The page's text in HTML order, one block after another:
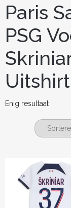
Paris
PSG
Enig resultaat